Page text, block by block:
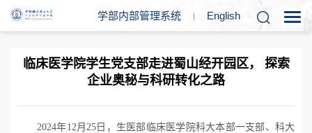
学部内部管理系统 English
临床医学院学生党支部走进蜀山经开园区， 探索
企业奥秘与科研转化之路
2024年12月 25 日，生医部临床医学院科大本部一支部、科大